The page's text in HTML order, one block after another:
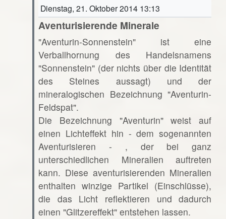
Dienstag, 21. Oktober 2014 13:13
Aventurisierende Minerale
"Aventurin-Sonnenstein" ist eine
Verballhornung des Handelsnamens
"Sonnenstein" (der nichts über die Identität
des Steines aussagt) und der
mineralogischen Bezeichnung "Aventurin-
Feldspat".
Die Bezeichnung "Aventurin" weist auf
einen Lichteffekt hin - dem sogenannten
Aventurisieren - , der bei ganz
unterschiedlichen Mineralien auftreten
kann. Diese aventurisierenden Mineralien
enthalten winzige Partikel (Einschlüsse),
die das Licht reflektieren und dadurch
einen "Glitzereffekt" entstehen lassen.